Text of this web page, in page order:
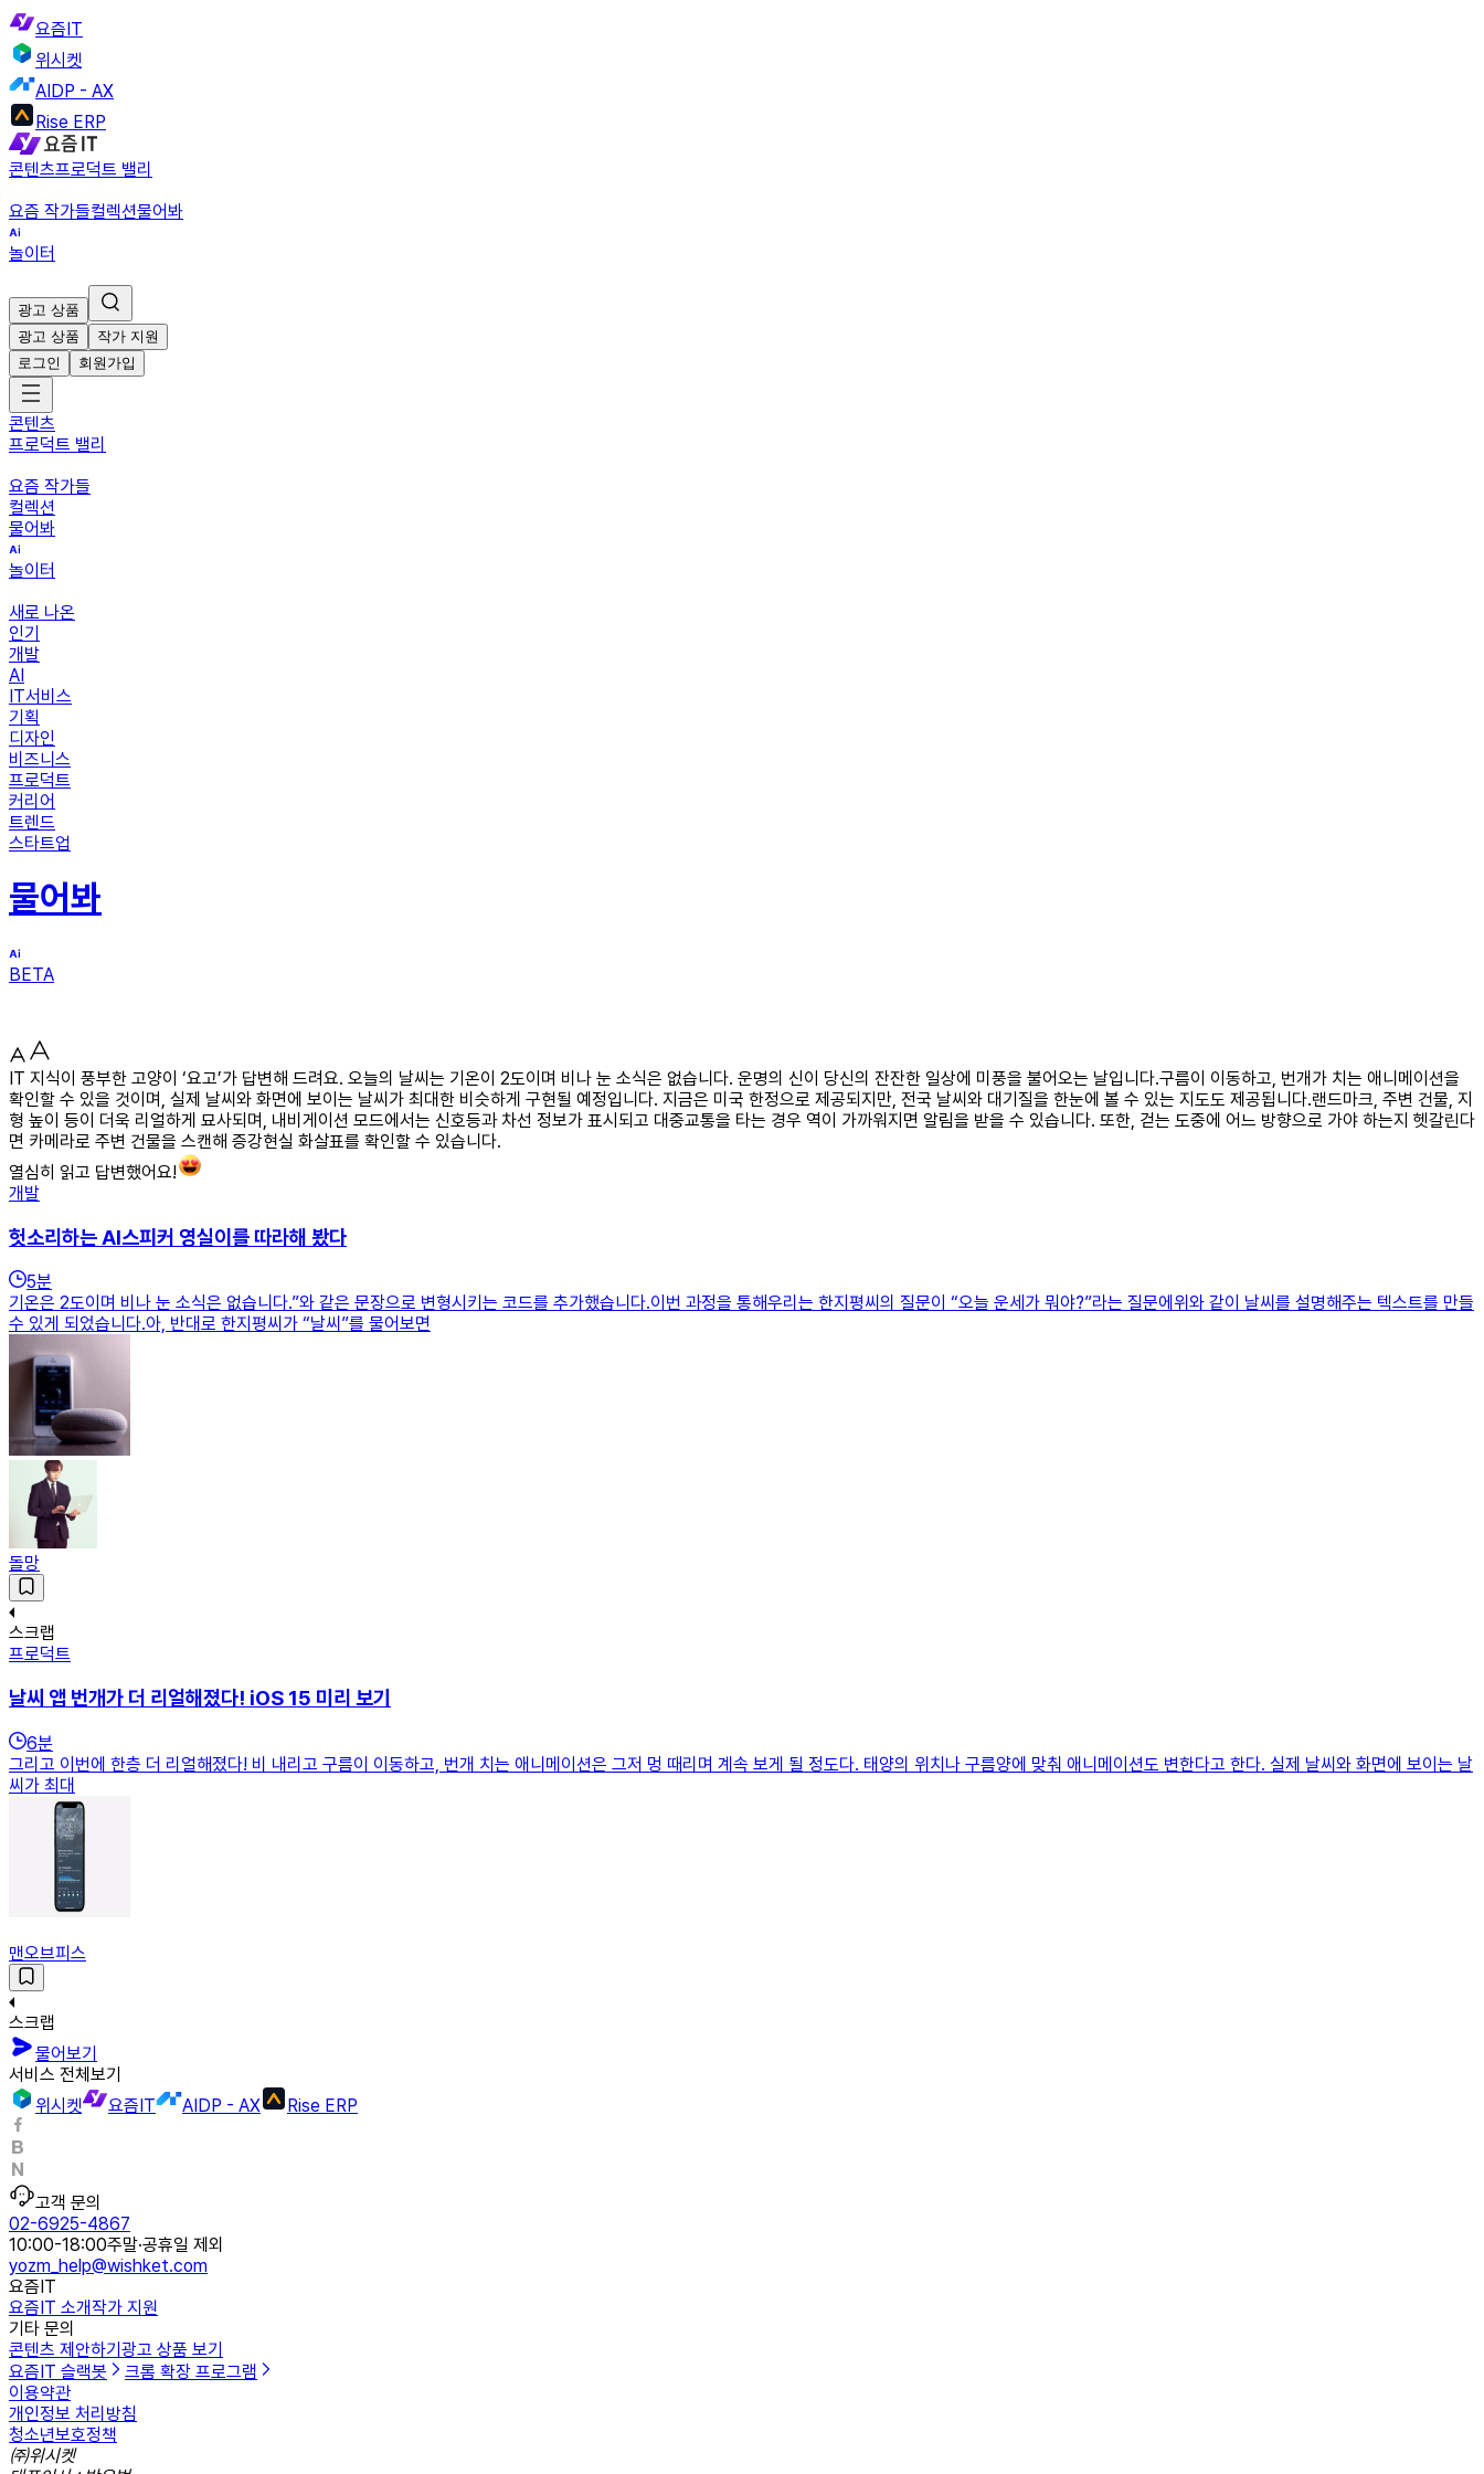
요즘IT
위시켓
AIDP - AX
Rise ERP
콘텐츠프로덕트 밸리
요즘 작가들컬렉션물어봐
놀이터
광고 상품
광고 상품
작가 지원
로그인
회원가입
콘텐츠
프로덕트 밸리
요즘 작가들
컬렉션
물어봐
놀이터
새로 나온
인기
개발
AI
IT서비스
기획
디자인
비즈니스
프로덕트
커리어
트렌드
스타트업
물어봐
BETA
IT 지식이 풍부한 고양이 ‘요고’가 답변해 드려요. 오늘의 날씨는 기온이 2도이며 비나 눈 소식은 없습니다. 운명의 신이 당신의 잔잔한 일상에 미풍을 불어오는 날입니다.구름이 이동하고, 번개가 치는 애니메이션을
확인할 수 있을 것이며, 실제 날씨와 화면에 보이는 날씨가 최대한 비슷하게 구현될 예정입니다. 지금은 미국 한정으로 제공되지만, 전국 날씨와 대기질을 한눈에 볼 수 있는 지도도 제공됩니다.랜드마크, 주변 건물, 지
형 높이 등이 더욱 리얼하게 묘사되며, 내비게이션 모드에서는 신호등과 차선 정보가 표시되고 대중교통을 타는 경우 역이 가까워지면 알림을 받을 수 있습니다. 또한, 걷는 도중에 어느 방향으로 가야 하는지 헷갈린다
면 카메라로 주변 건물을 스캔해 증강현실 화살표를 확인할 수 있습니다.
열심히 읽고 답변했어요!
개발
헛소리하는 AI스피커 영실이를 따라해 봤다
5분
기온은 2도이며 비나 눈 소식은 없습니다.”와 같은 문장으로 변형시키는 코드를 추가했습니다.이번 과정을 통해우리는 한지평씨의 질문이 “오늘 운세가 뭐야?”라는 질문에위와 같이 날씨를 설명해주는 텍스트를 만들
수 있게 되었습니다.아, 반대로 한지평씨가 “날씨”를 물어보면
돌망
스크랩
프로덕트
날씨 앱 번개가 더 리얼해졌다! iOS 15 미리 보기
6분
그리고 이번에 한층 더 리얼해졌다! 비 내리고 구름이 이동하고, 번개 치는 애니메이션은 그저 멍 때리며 계속 보게 될 정도다. 태양의 위치나 구름양에 맞춰 애니메이션도 변한다고 한다. 실제 날씨와 화면에 보이는 날
씨가 최대
맨오브피스
스크랩
물어보기
서비스 전체보기
위시켓
요즘IT AIDP - AX Rise ERP
고객 문의
02-6925-4867
10:00-18:00주말·공휴일 제외
yozm_help@wishket.com
요즘IT
요즘IT 소개작가 지원
기타 문의
콘텐츠 제안하기광고 상품 보기
요즘IT 슬랙봇
크롬 확장 프로그램
이용약관
개인정보 처리방침
청소년보호정책
㈜위시켓